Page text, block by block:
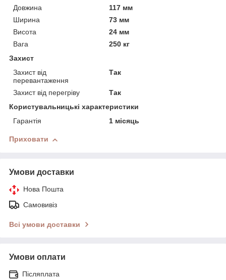
Довжина
117 мм
Ширина
73 мм
Висота
24 мм
Вага
250 кг
Захист
Захист від
перевантаження
Так
Захист від перегріву
Так
Користувальницькі характеристики
Гарантія
1 місяць
Приховати
Умови доставки
Нова Пошта
Самовивіз
Всі умови доставки
Умови оплати
Післяплата